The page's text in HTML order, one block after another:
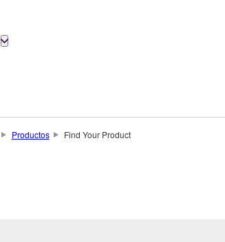
Productos Find Your Product